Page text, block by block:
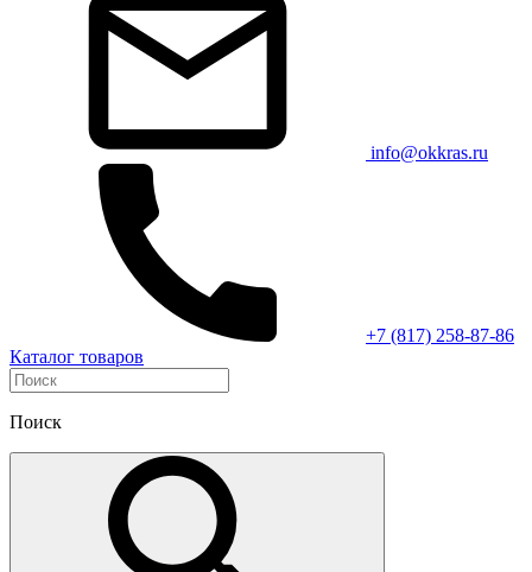
info@okkras.ru
+7 (817) 258-87-86
Каталог товаров
Поиск